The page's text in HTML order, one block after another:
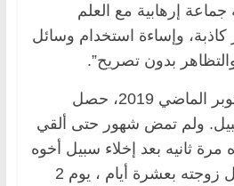
جماعة إرهابية مع العلم
كاذبة، وإساءة استخدام وسائل
بدون تصريح”.
وأردفت “وفي 24 أكتوبر الماضي 2019، حصل
ولم تمض شهور حتى ألقي
مرة ثانيه بعد إخلاء سبيل أخوه
أحمد وقبل إخلاء سبيل زوجته بعشرة أيام ، يوم 2